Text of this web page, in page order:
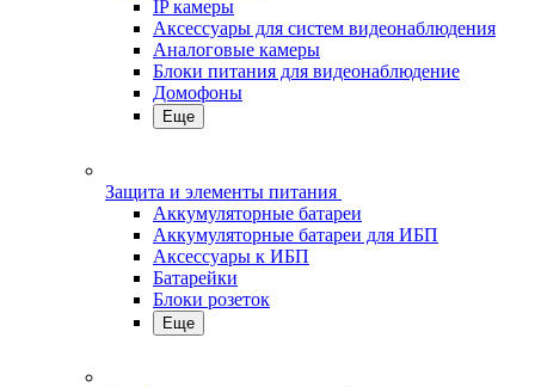
IP камеры
Аксессуары для систем видеонаблюдения
Аналоговые камеры
Блоки питания для видеонаблюдение
Домофоны
Еще
Защита и элементы питания
Аккумуляторные батареи
Аккумуляторные батареи для ИБП
Аксессуары к ИБП
Батарейки
Блоки розеток
Еще